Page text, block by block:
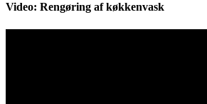
Video: Rengøring af køkkenvask